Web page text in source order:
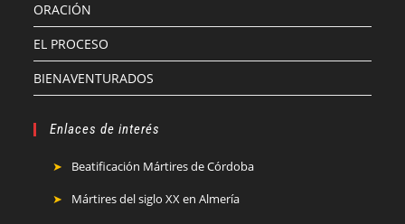
ORACIÓN
EL PROCESO
BIENAVENTURADOS
Enlaces de interés
Beatificación Mártires de Córdoba
Mártires del siglo XX en Almería